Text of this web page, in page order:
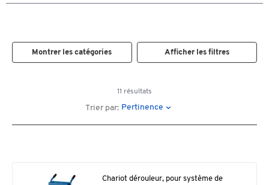
Montrer les catégories Afficher les filtres
11 résultats
Trier par: Pertinence
Chariot dérouleur, pour système de